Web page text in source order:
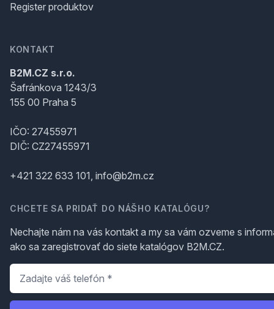
Register produktov
KONTAKT
B2M.CZ s.r.o.
Šafránkova 1243/3
155 00 Praha 5
IČO: 27455971
DIČ: CZ27455971
+421 322 633 101, info@b2m.cz
CHCETE SA PRIDAŤ DO NÁŠHO KATALÓGU?
Nechajte nám na vás kontakt a my sa vám ozveme s
ako sa zaregistrovať do siete katalógov B2M.CZ.
Telefón